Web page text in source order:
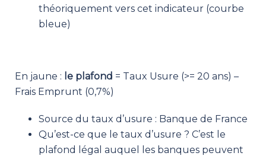
théoriquement vers cet indicateur (courbe
bleue)
En jaune : le plafond = Taux Usure (>= 20 ans) –
Frais Emprunt (0,7%)
Source du taux d’usure : Banque de France
Qu’est-ce que le taux d’usure ? C’est le
plafond légal auquel les banques peuvent